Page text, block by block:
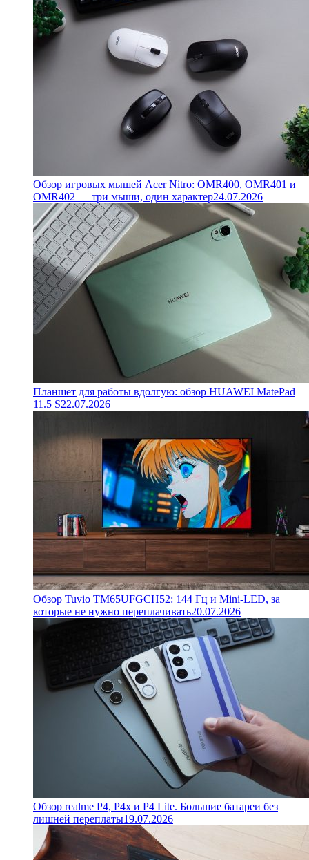
Обзор игровых мышей Acer Nitro: OMR400, OMR401 и
OMR402 — три мыши, один характер24.07.2026
Планшет для работы вдолгую: обзор HUAWEI MatePad
11.5 S22.07.2026
Обзор Tuvio TM65UFGCH52: 144 Гц и Mini-LED, за
которые не нужно переплачивать20.07.2026
Обзор realme P4, P4x и P4 Lite. Большие батареи без
лишней переплаты19.07.2026